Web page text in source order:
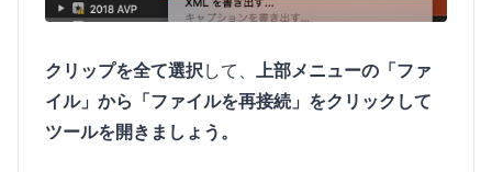
クリップを全て選択して、 上部メニューの「ファ
イル」から「ファイルを再接続」をクリックして
ツールを開きましょう。